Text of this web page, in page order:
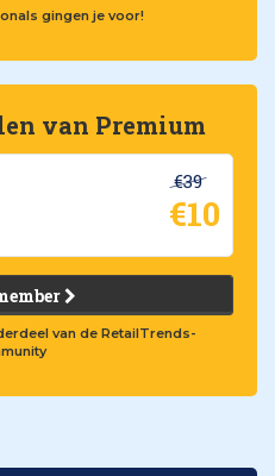
gingen je voor!
van Premium
€39
€10
van de RetailTrends-